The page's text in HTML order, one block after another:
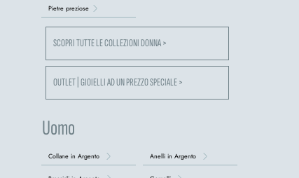
Pietre preziose
SCOPRI TUTTE LE COLLEZIONI DONNA >
OUTLET | GIOIELLI AD UN PREZZO SPECIALE >
Uomo
Collane in Argento Anelli in Argento